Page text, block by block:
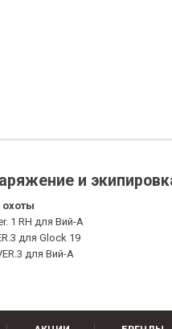
и
1 RH для Вий-А
для Glock 19
для Вий-А